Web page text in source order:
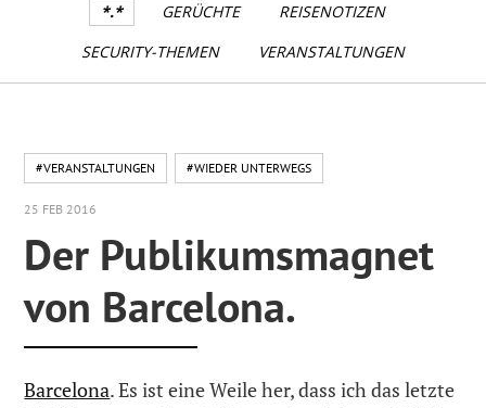
*.* GERÜCHTE
REISENOTIZEN
SECURITY-THEMEN
VERANSTALTUNGEN
#VERANSTALTUNGEN #WIEDER UNTERWEGS
25 FEB 2016
Der Publikumsmagnet
von Barcelona.
Barcelona. Es ist eine Weile her, dass ich das letzte